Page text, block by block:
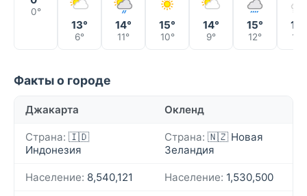
0°
13°
6°
14°
11°
15°
10°
14°
9°
15°
12°
14°
12°
Факты о городе
Джакарта Окленд
Страна: 🇮🇩
Индонезия
Страна: 🇳🇿 Новая
Зеландия
Население: 8,540,121 Население: 1,530,500